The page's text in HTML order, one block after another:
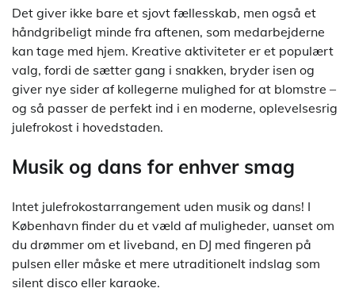
Det giver ikke bare et sjovt fællesskab, men også et
håndgribeligt minde fra aftenen, som medarbejderne
kan tage med hjem. Kreative aktiviteter er et populært
valg, fordi de sætter gang i snakken, bryder isen og
giver nye sider af kollegerne mulighed for at blomstre –
og så passer de perfekt ind i en moderne, oplevelsesrig
julefrokost i hovedstaden.
Musik og dans for enhver smag
Intet julefrokostarrangement uden musik og dans! I
København finder du et væld af muligheder, uanset om
du drømmer om et liveband, en DJ med fingeren på
pulsen eller måske et mere utraditionelt indslag som
silent disco eller karaoke.